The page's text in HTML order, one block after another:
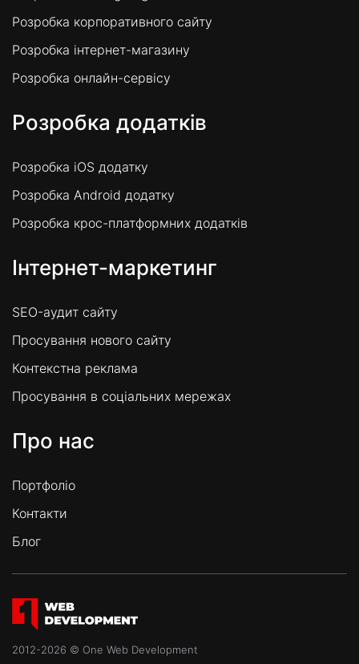
Розробка корпоративного сайту
Розробка інтернет-магазину
Розробка онлайн-сервісу
Розробка додатків
Розробка iOS додатку
Розробка Android додатку
Розробка крос-платформних додатків
Інтернет-маркетинг
SEO-аудит сайту
Просування нового сайту
Контекстна реклама
Просування в соціальних мережах
Про нас
Портфоліо
Контакти
Блог
2012-2026 © One Web Development